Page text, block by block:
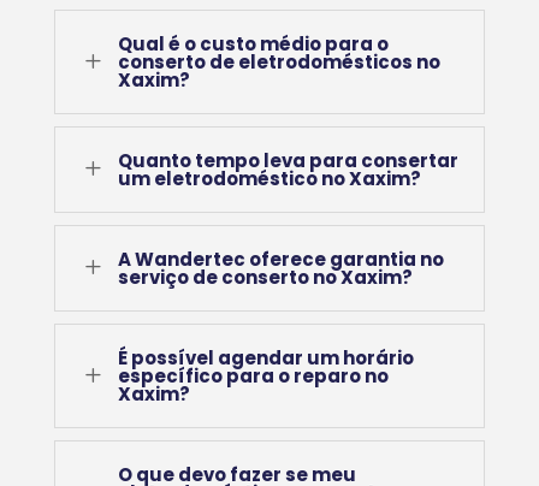
L
Qual é o custo médio para o
conserto de eletrodomésticos no
Xaxim?
L Quanto tempo leva para consertar
um eletrodoméstico no Xaxim?
L A Wandertec oferece garantia no
serviço de conserto no Xaxim?
L
É possível agendar um horário
específico para o reparo no
Xaxim?
O que devo fazer se meu